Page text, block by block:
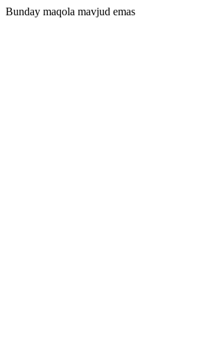
Bunday maqola mavjud emas